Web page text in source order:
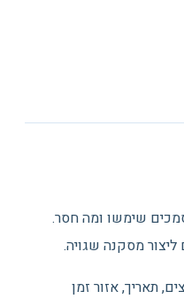
שימשו ומה חסר.
מסקנה שגויה.
תאריך, אזור זמן